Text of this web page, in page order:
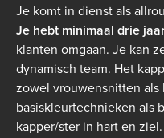
Je komt in dienst als
Je hebt minimaal drie
klanten omgaan. Je kan
dynamisch team. Het
zowel vrouwensnitten
basiskleurtechnieken als
kapper/ster in hart en ziel.